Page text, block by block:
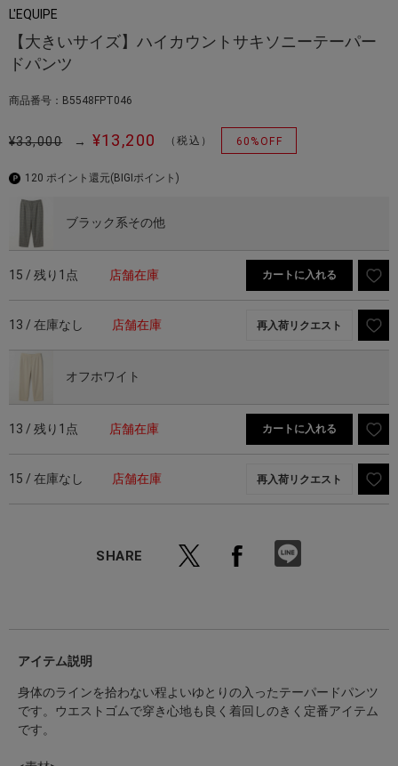
L'EQUIPE
【大きいサイズ】ハイカウントサキソニーテーパー
ドパンツ
商品番号：B5548FPT046
¥33,000 → ¥13,200 （税込） 60%OFF
120 ポイント還元(BIGIポイント)
ブラック系その他
15 / 残り1点 店舗在庫 カートに入れる
13 / 在庫なし 店舗在庫 再入荷リクエスト
オフホワイト
13 / 残り1点 店舗在庫 カートに入れる
15 / 在庫なし 店舗在庫 再入荷リクエスト
SHARE
アイテム説明
身体のラインを拾わない程よいゆとりの入ったテーパードパンツ
です。ウエストゴムで穿き心地も良く着回しのきく定番アイテム
です。